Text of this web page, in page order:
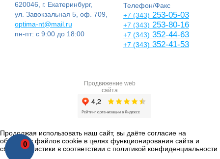
0
620046, г. Екатеринбург,
ул. Завокзальная 5, оф. 709,
optima-nt@mail.ru
пн-пт: с 9:00 до 18:00
Телефон/Факс
+7 (343) 253-05-03
+7 (343) 253-80-16
+7 (343) 352-44-63
+7 (343) 352-41-53
Продвижение web
сайта
Продолжая использовать наш сайт, вы даёте согласие на
обработку файлов cookie в целях функционирования сайта и
сбора статистики в соответствии с политикой конфиденциальности